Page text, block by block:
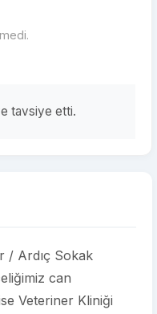
tavsiye etti.
/ Ardıç Sokak
can
Veteriner Kliniği